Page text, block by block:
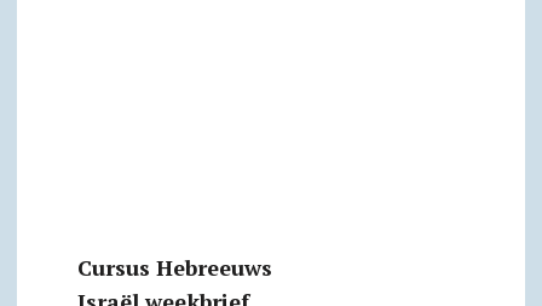
Cursus Hebreeuws